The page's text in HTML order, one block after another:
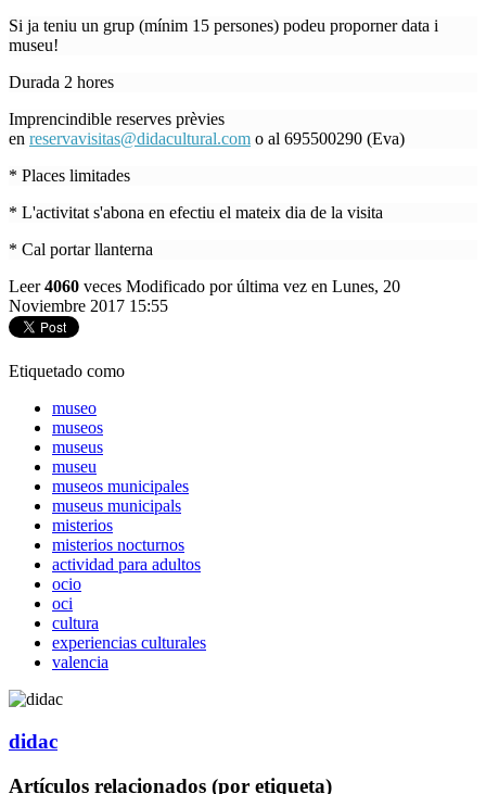
Si ja teniu un grup (mínim 15 persones) podeu proporner data i
museu!
Durada 2 hores
Imprencindible reserves prèvies
en reservavisitas@didacultural.com o al 695500290 (Eva)
* Places limitades
* L'activitat s'abona en efectiu el mateix dia de la visita
* Cal portar llanterna
Leer4060 veces Modificado por última vez en Lunes, 20
Noviembre 2017 15:55
Etiquetado como
museo
museos
museus
museu
museos municipales
museus municipals
misterios
misterios nocturnos
actividad para adultos
ocio
oci
cultura
experiencias culturales
valencia
didac
Artículos relacionados (por etiqueta)